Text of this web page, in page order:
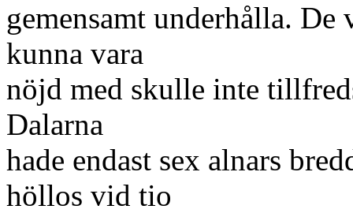
gemensamt underhålla. De
kunna vara
nöjd med skulle inte
Dalarna
hade endast sex alnars
höllos vid tio